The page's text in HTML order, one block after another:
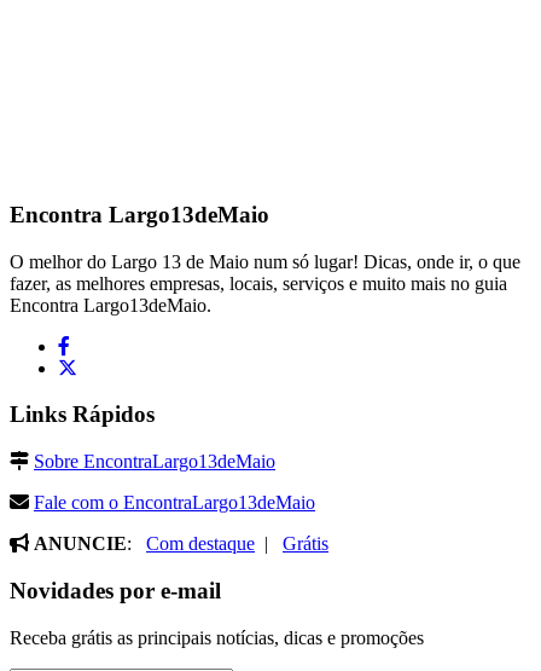
Encontra Largo13deMaio
O melhor do Largo 13 de Maio num só lugar! Dicas, onde ir, o que
fazer, as melhores empresas, locais, serviços e muito mais no guia
Encontra Largo13deMaio.
Links Rápidos
Sobre EncontraLargo13deMaio
Fale com o EncontraLargo13deMaio
ANUNCIE: Com destaque | Grátis
Novidades por e-mail
Receba grátis as principais notícias, dicas e promoções